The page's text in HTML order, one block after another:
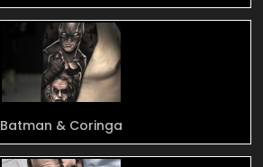
Batman & Coringa